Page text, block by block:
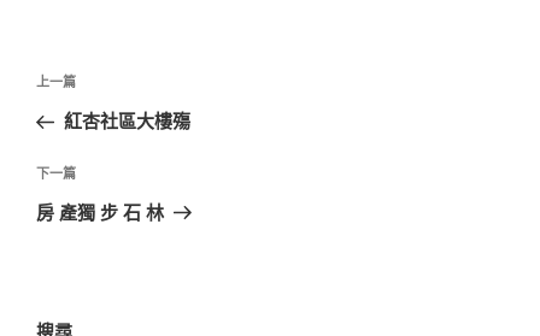
文
導
覽
上
一
文
章
上一篇
紅杏社區大樓殤
下
一
下一篇
房 產獨 步 石 林